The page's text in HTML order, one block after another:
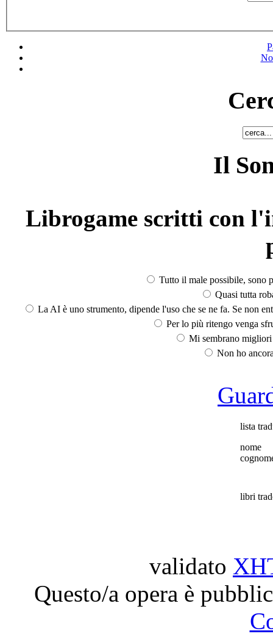
Il
Librogame scritti con
Tutto il male possibile, sono
Quasi tutta
La AI è uno strumento, dipende l'uso che se ne fa. Se non
Per lo più ritengo venga
Mi sembrano
Non ho
lista
nome
libri
validato
Questo/a opera è